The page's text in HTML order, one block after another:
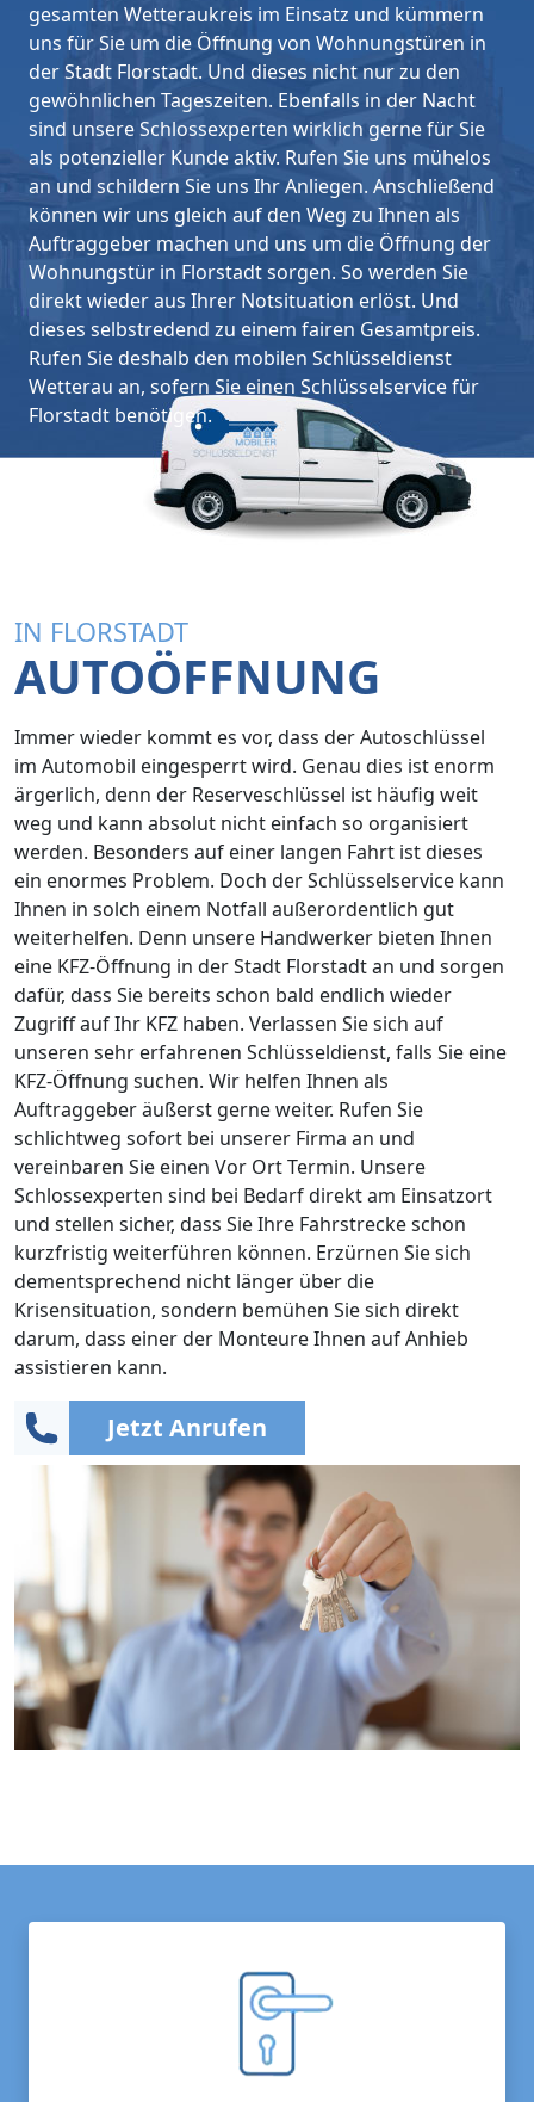
gesamten Wetteraukreis im Einsatz und kümmern
uns für Sie um die Öffnung von Wohnungstüren in
der Stadt Florstadt. Und dieses nicht nur zu den
gewöhnlichen Tageszeiten. Ebenfalls in der Nacht
sind unsere Schlossexperten wirklich gerne für Sie
als potenzieller Kunde aktiv. Rufen Sie uns mühelos
an und schildern Sie uns Ihr Anliegen. Anschließend
können wir uns gleich auf den Weg zu Ihnen als
Auftraggeber machen und uns um die Öffnung der
Wohnungstür in Florstadt sorgen. So werden Sie
direkt wieder aus Ihrer Notsituation erlöst. Und
dieses selbstredend zu einem fairen Gesamtpreis.
Rufen Sie deshalb den mobilen Schlüsseldienst
Wetterau an, sofern Sie einen Schlüsselservice für
Florstadt benötigen.
IN FLORSTADT
AUTOÖFFNUNG
Immer wieder kommt es vor, dass der Autoschlüssel
im Automobil eingesperrt wird. Genau dies ist enorm
ärgerlich, denn der Reserveschlüssel ist häufig weit
weg und kann absolut nicht einfach so organisiert
werden. Besonders auf einer langen Fahrt ist dieses
ein enormes Problem. Doch der Schlüsselservice kann
Ihnen in solch einem Notfall außerordentlich gut
weiterhelfen. Denn unsere Handwerker bieten Ihnen
eine KFZ-Öffnung in der Stadt Florstadt an und sorgen
dafür, dass Sie bereits schon bald endlich wieder
Zugriff auf Ihr KFZ haben. Verlassen Sie sich auf
unseren sehr erfahrenen Schlüsseldienst, falls Sie eine
KFZ-Öffnung suchen. Wir helfen Ihnen als
Auftraggeber äußerst gerne weiter. Rufen Sie
schlichtweg sofort bei unserer Firma an und
vereinbaren Sie einen Vor Ort Termin. Unsere
Schlossexperten sind bei Bedarf direkt am Einsatzort
und stellen sicher, dass Sie Ihre Fahrstrecke schon
kurzfristig weiterführen können. Erzürnen Sie sich
dementsprechend nicht länger über die
Krisensituation, sondern bemühen Sie sich direkt
darum, dass einer der Monteure Ihnen auf Anhieb
assistieren kann.
Jetzt Anrufen